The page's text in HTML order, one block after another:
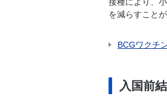
を減らすこと
BCGワクチ
入国前